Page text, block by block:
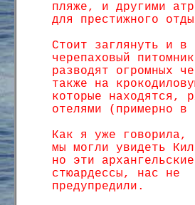
пляже, и другими
для престижного
Стоит заглянуть и в
черепаховый
разводят огромных
также на
которые находятся,
отелями (примерно
Как я уже говорила,
мы могли увидеть
но эти архангельские
стюардессы, нас не
предупредили.